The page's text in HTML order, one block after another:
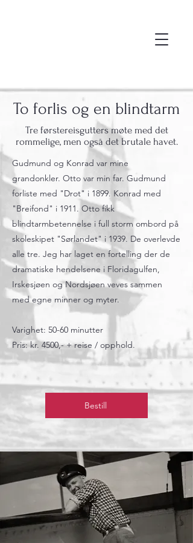
To forlis og en blindtarm
Tre førstereisgutters møte med det
rommelige, men også det brutale havet.
Gudmund og Konrad var mine
grandonkler. Otto var min far. Gudmund
forliste med "Drot" i 1899. Konrad med
"Breifond" i 1911. Otto fikk
blindtarmbetennelse i full storm ombord på
skoleskipet "Sørlandet" i 1939. De overlevde
alle tre. Jeg har laget en fortelling der de
dramatiske hendelsene i Floridagulfen,
Irskesjøen og Nordsjøen veves sammen
med egne minner og myter.
Varighet: 50-60 minutter
Pris: kr. 4500,- + reise / opphold.
Bestill